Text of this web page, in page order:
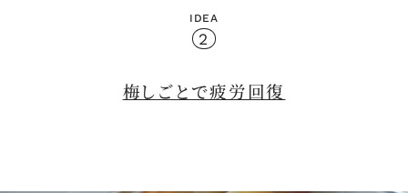
IDEA
2
梅しごとで疲労回復